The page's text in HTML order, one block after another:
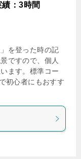
：3時間
を登った時の記
ですので、個人
ます。標準コー
初心者にもおすす